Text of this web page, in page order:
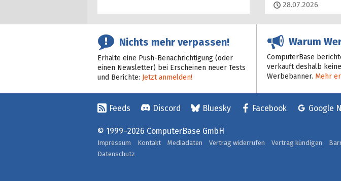
28.07.2026
Nichts mehr verpassen!
Erhalte eine Push-Benachrichtigung (oder
einen Newsletter) bei Erscheinen neuer Tests
und Berichte: Jetzt anmelden!
Warum
ComputerBase
verkauft deshalb
Werbebanner. Mehr
Feeds Discord Bluesky Facebook Google
© 1999–2026 ComputerBase GmbH
Impressum Kontakt Mediadaten Vertrag widerrufen Vertrag kündigen
Datenschutz